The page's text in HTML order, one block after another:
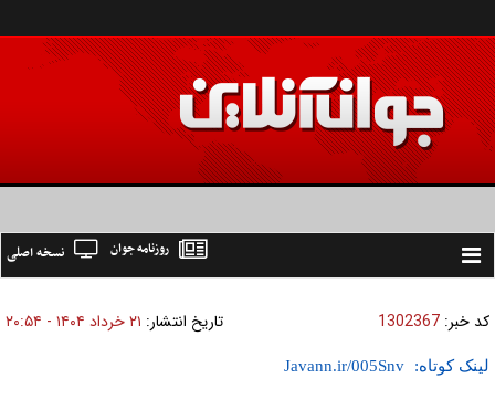
Toggle
نسخه اصلی روزنامه جوان
کد خبر: 1302367 تاریخ انتشار: ۲۱ خرداد ۱۴۰۴ - ۲۰:۵۴
لینک کوتاه: